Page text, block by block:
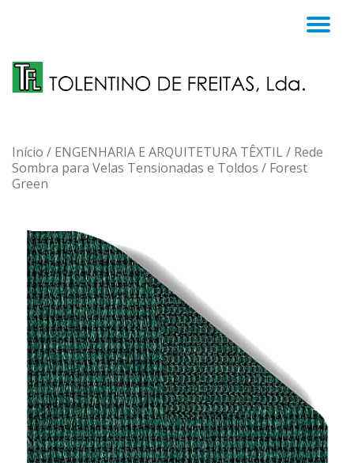
content
Início / ENGENHARIA E ARQUITETURA TÊXTIL / Rede
Sombra para Velas Tensionadas e Toldos / Forest
Green